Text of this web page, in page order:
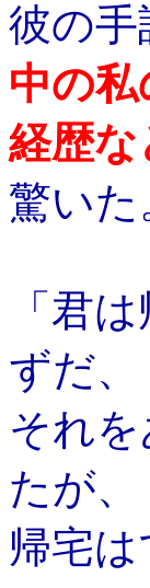
彼の
中の私
経歴
驚いた
「君
ずだ、
それ
たが、
帰宅